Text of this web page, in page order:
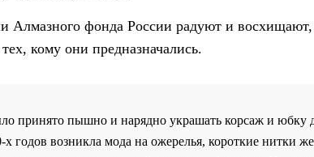
Алмазного фонда России радуют и восхищают,
кому они предназначались.
принято пышно и нарядно украшать корсаж и юбку
годов возникла мода на ожерелья, короткие нитки